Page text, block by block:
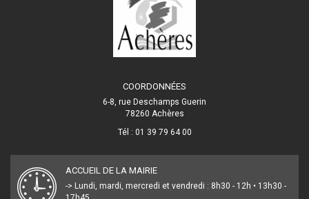
COORDONNÉES
6-8, rue Deschamps Guerin
78260 Achères
Tél : 01 39 79 64 00
ACCUEIL DE LA MAIRIE
-> Lundi, mardi, mercredi et vendredi : 8h30 - 12h • 13h30 -